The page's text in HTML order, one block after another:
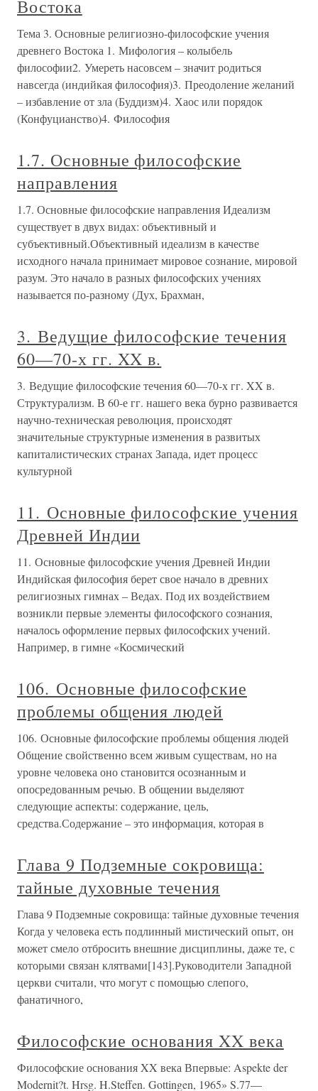
Востока
Тема 3. Основные религиозно-философские учения
древнего Востока 1. Мифология – колыбель
философии2. Умереть насовсем – значит родиться
навсегда (индийкая философия)3. Преодоление желаний
– избавление от зла (Буддизм)4. Хаос или порядок
(Конфуцианство)4. Философия
1.7. Основные философские
направления
1.7. Основные философские направления Идеализм
существует в двух видах: объективный и
субъективный.Объективный идеализм в качестве
исходного начала принимает мировое сознание, мировой
разум. Это начало в разных философских учениях
называется по-разному (Дух, Брахман,
3. Ведущие философские течения
60—70-х гг. XX в.
3. Ведущие философские течения 60—70-х гг. XX в.
Структурализм. В 60-е гг. нашего века бурно развивается
научно-техническая революция, происходят
значительные структурные изменения в развитых
капиталистических странах Запада, идет процесс
культурной
11. Основные философские учения
Древней Индии
11. Основные философские учения Древней Индии
Индийская философия берет свое начало в древних
религиозных гимнах – Ведах. Под их воздействием
возникли первые элементы философского сознания,
началось оформление первых философских учений.
Например, в гимне «Космический
106. Основные философские
проблемы общения людей
106. Основные философские проблемы общения людей
Общение свойственно всем живым существам, но на
уровне человека оно становится осознанным и
опосредованным речью. В общении выделяют
следующие аспекты: содержание, цель,
средства.Содержание – это информация, которая в
Глава 9 Подземные сокровища:
тайные духовные течения
Глава 9 Подземные сокровища: тайные духовные течения
Когда у человека есть подлинный мистический опыт, он
может смело отбросить внешние дисциплины, даже те, с
которыми связан клятвами[143].Руководители Западной
церкви считали, что могут с помощью слепого,
фанатичного,
Философские основания XX века
Философские основания XX века Впервые: Aspekte der
Modernit?t. Hrsg. H.Steffen. Gottingen, 1965» S.77—